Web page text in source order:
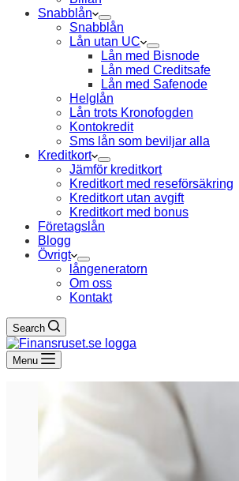
Snabblån
Snabblån
Lån utan UC
Lån med Bisnode
Lån med Creditsafe
Lån med Safenode
Helglån
Lån trots Kronofogden
Kontokredit
Sms lån som beviljar alla
Kreditkort
Jämför kreditkort
Kreditkort med reseförsäkring
Kreditkort utan avgift
Kreditkort med bonus
Företagslån
Blogg
Övrigt
långeneratorn
Om oss
Kontakt
Search
Menu